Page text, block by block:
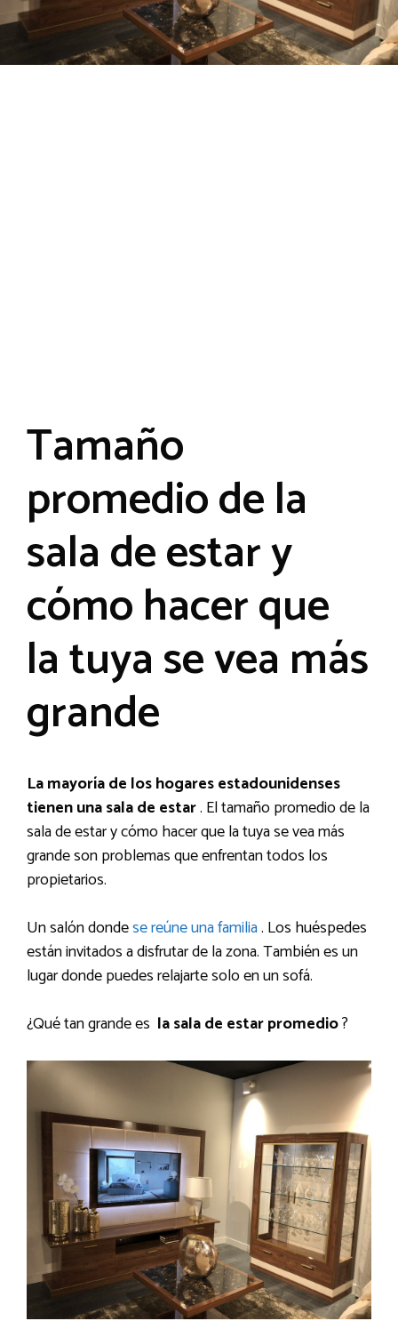
Tamaño
promedio de la
sala de estar y
cómo hacer que
la tuya se vea más
grande
La mayoría de los hogares estadounidenses
tienen una sala de estar. El tamaño promedio de la
sala de estar y cómo hacer que la tuya se vea más
grande son problemas que enfrentan todos los
propietarios.
Un salón dondese reúne una familia. Los huéspedes
están invitados a disfrutar de la zona. También es un
lugar donde puedes relajarte solo en un sofá.
¿Qué tan grande es la sala de estar promedio?